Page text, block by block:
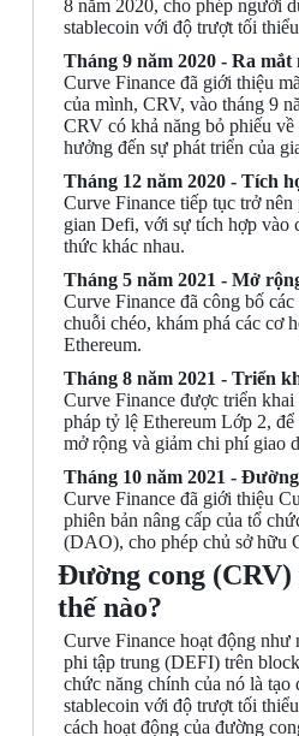
8 năm 2020, cho phép người
stablecoin với độ trượt tối
Tháng 9 năm 2020 - Ra
Curve Finance đã giới thiệu
của mình, CRV, vào tháng 9
CRV có khả năng bỏ phiếu về
hưởng đến sự phát triển của
Tháng 12 năm 2020 - Tích
Curve Finance tiếp tục trở
gian Defi, với sự tích hợp vào
thức khác nhau.
Tháng 5 năm 2021 - Mở
Curve Finance đã công bố
chuỗi chéo, khám phá các cơ
Ethereum.
Tháng 8 năm 2021 - Triển
Curve Finance được triển
pháp tỷ lệ Ethereum Lớp 2,
mở rộng và giảm chi phí giao
Tháng 10 năm 2021 -
Curve Finance đã giới thiệu
phiên bản nâng cấp của tổ
(DAO), cho phép chủ sở hữu
Đường cong (CRV)
thế nào?
Curve Finance hoạt động như
phi tập trung (DEFI) trên
chức năng chính của nó là tạo
stablecoin với độ trượt tối
cách hoạt động của đường